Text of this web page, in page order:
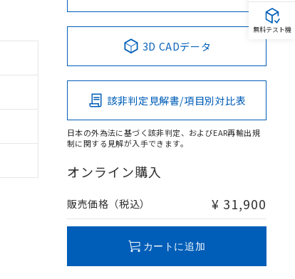
3D CADデータ
該非判定見解書/項目別対比表
日本の外為法に基づく該非判定、およびEAR再輸出規
制に関する見解が入手できます。
オンライン購入
販売価格（税込） ¥ 31,900
カートに追加
無料テスト機